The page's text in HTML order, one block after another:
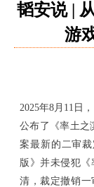
韬安说 |
游
2025年8月11日
公布了《率土之
案最新的二审
版》并未侵犯
清，裁定撤销一